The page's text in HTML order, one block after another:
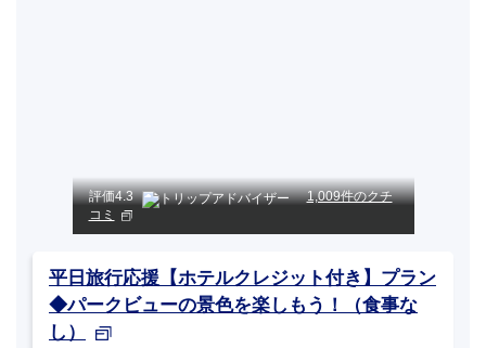
評価4.3
1,009件のクチ
コミ
平日旅行応援【ホテルクレジット付き】プラン
◆パークビューの景色を楽しもう！（食事な
し）